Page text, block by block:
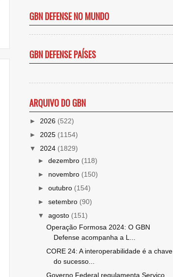
GBN DEFENSE NO MUNDO
GBN DEFENSE PAÍSES
ARQUIVO DO GBN
► 2026 (522)
► 2025 (1154)
▼ 2024 (1829)
► dezembro (118)
► novembro (150)
► outubro (154)
► setembro (90)
▼ agosto (151)
Operação Formosa 2024: O GBN
Defense acompanha a L...
CORE 24: A interoperabilidade é a chave
do sucesso...
Governo Federal regulamenta Serviço